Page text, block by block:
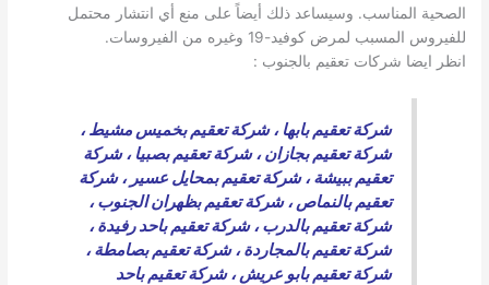
الصحية المناسب. وسيساعد ذلك أيضاً على منع أي انتشار محتمل
للفيروس المسبب لمرض كوفيد-19 وغيره من الفيروسات.
انظر ايضا شركات تعقيم بالجنوب :
شركة تعقيم بابها ،شركة تعقيم بخميس مشيط،
شركة تعقيم بجازان،شركة تعقيم بصبيا ،شركة
تعقيم ببيشة،شركة تعقيم بمحايل عسير ،شركة
تعقيم بالنماص،شركة تعقيم بظهران الجنوب،
شركة تعقيم بالدرب،شركة تعقيم باحد رفيدة،
شركة تعقيم بالمجاردة،شركة تعقيم بصامطة،
شركة تعقيم بابو عريش،شركة تعقيم باحد